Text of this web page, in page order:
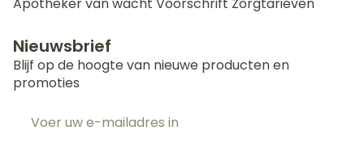
Nieuwsbrief
Blijf op de hoogte van nieuwe producten en
promoties